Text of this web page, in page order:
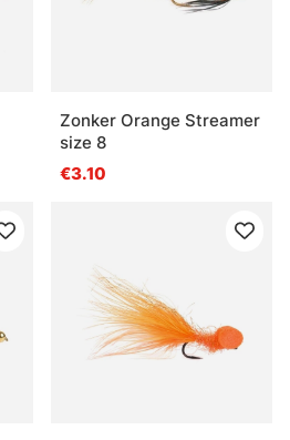
Zonker Orange Streamer
size 8
€3.10